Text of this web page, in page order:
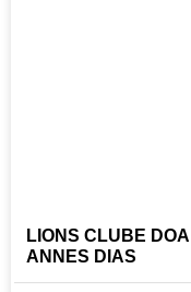
LIONS CLUBE
ANNES DIAS